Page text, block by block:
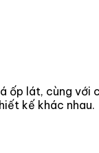
ốp lát, cùng
kế khác nhau.